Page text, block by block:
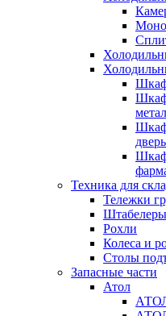
Техника для
Тележки
Штабелеры
Рохли
Колеса и
Столы
Запасные части
Атол